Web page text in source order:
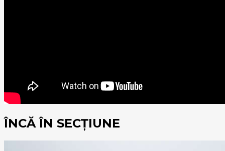
ÎNCĂ ÎN SECȚIUNE